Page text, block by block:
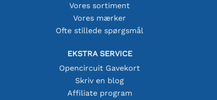
Vores sortiment
Vores mærker
Ofte stillede spørgsmål
EKSTRA SERVICE
Opencircuit Gavekort
Skriv en blog
Affiliate program